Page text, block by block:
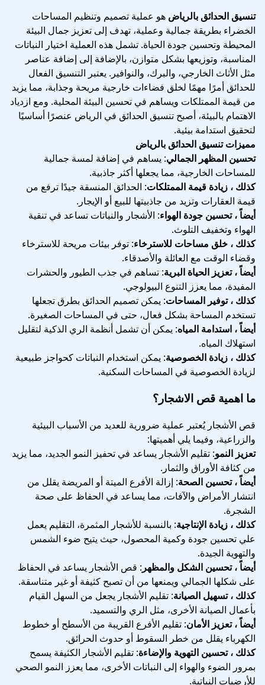
تنسيق الحدائق بالرياض هو عملية تصميم وتنظيم المساحات
الخضراء بطريقة جمالية وعملية، تهدف إلى تعزيز جمال البيئة
المحيطة وتحسين جودة الحياة. تشمل هذه العملية اختيار النباتات
المناسبة، وتوزيعها بشكل متوازن، بالإضافة إلى إضافة عناصر
مثل الأثاث الخارجي، والبرك، والنوافير. يعتبر التنسيق الفعال
للحدائق أمرًا مهمًا لخلق فضاءات خارجية مريحة وجذابة، مما يزيد
من قيمة الممتلكات ويساهم في تحسين البيئة المحلية. ومع ازدياد
الاهتمام بالبيئة، أصبح تنسيق الحدائق في الرياض عنصرًا أساسيًا
لتحقيق استدامة بيئية.
مميزات تنسيق الحدائق بالرياض
تحسين المظهر الجمالي: يساهم في إضافة لمسة جمالية
للمساحات الخارجية، مما يجعلها أكثر جاذبية.
كذلك ، زيادة قيمة الممتلكات: الحدائق المنسقة جيدًا ترفع من
قيمة العقارات وتزيد من جاذبيتها للبيع أو الإيجار.
أيضاً ، تحسين جودة الهواء: الأشجار والنباتات تساعد في تنقية
الهواء وتخفيف التلوث.
كذلك ، خلق مساحات للاسترخاء: توفر بيئات مريحة للاسترخاء
وقضاء الوقت مع العائلة والأصدقاء.
أيضاً ، تعزيز الحياة البرية: تساهم في جذب الطيور والحشرات
المفيدة، مما يعزز التنوع البيولوجي.
كذلك ، توفير المساحات: يمكن تصميم الحدائق بطرق تجعلها
تستخدم المساحة بشكل فعال، حتى في المساحات الصغيرة.
أيضاً ، استدامة المياه: يمكن أن تشمل أنظمة الري الذكية لتقليل
استهلاك المياه.
كذلك ، زيادة الخصوصية: يمكن استخدام النباتات كحواجز طبيعية
لزيادة الخصوصية في المساحات السكنية.
ما اهمية قص الاشجار؟
قص الأشجار يُعتبر عملية ضرورية للعديد من الأسباب البيئية
والزراعية، وفيما يلي أهميتها:
تعزيز النمو: تقليم الأشجار يساعد في تحفيز النمو الجديد، مما يزيد
من كثافة الأوراق والثمار.
أيضاً ، تحسين الصحة: إزالة الأفرع الميتة أو المريضة يقلل من
انتشار الأمراض والآفات، مما يساعد في الحفاظ على صحة
الشجرة.
كذلك ، زيادة الإنتاجية: بالنسبة للأشجار المثمرة، التقليم يعمل
علي تحسين جودة وكمية المحصول، حيث يتيح ضوء الشمس
والتهوية الجيدة.
أيضاً ، تحسين الشكل والمظهر : قص الأشجار يساعد في الحفاظ
على شكلها الجمالي ويمنعها من أن تصبح كثيفة أو غير متناسقة.
كذلك ، تسهيل الصيانة: تقليم الأشجار يجعل من السهل القيام
بأعمال الصيانة الأخرى، مثل الري والتسميد.
أيضاً ، تعزيز الأمان: تقليم الأفرع القريبة من الأسطح أو خطوط
الكهرباء يقلل من خطر السقوط أو حدوث الحرائق.
كذلك ، تحسين التهوية والإضاءة: تقليم الأشجار الكثيفة يسمح
بمرور الضوء والهواء إلى النباتات الأخرى، مما يعزز النمو الصحي
للأرضيات النباتية.